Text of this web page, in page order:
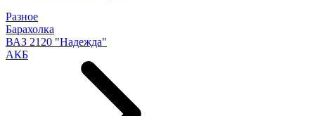
Разное
Барахолка
ВАЗ 2120 "Надежда"
АКБ